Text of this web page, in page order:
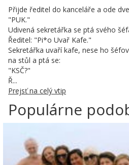
Přijde ředitel do kanceláře a ode
"PUK."
Udivená sekretářka se ptá svého
Ředitel: "Pi*o Uvař Kafe."
Sekretářka uvaří kafe, nese ho
na stůl a ptá se:
"KSČ?"
Ř...
Prejsť na celý vtip
Populárne